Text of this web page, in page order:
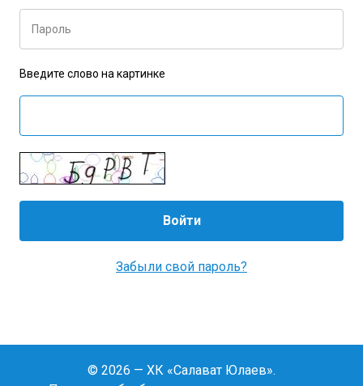
Пароль
Введите слово на картинке
Забыли свой пароль?
© 2026 — ХК «Салават Юлаев».